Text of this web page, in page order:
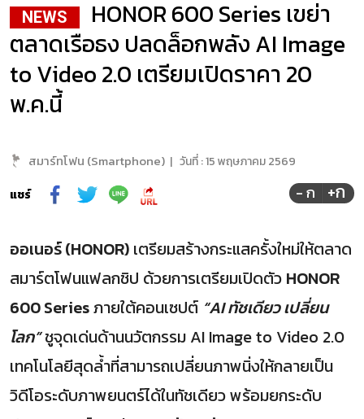
NEWS
HONOR 600 Series เขย่า
ตลาดเรือธง ปลดล็อกพลัง AI Image
to Video 2.0 เตรียมเปิดราคา 20
พ.ค.นี้
สมาร์ทโฟน (Smartphone) | วันที่ :15 พฤษภาคม 2569
แชร์
- ก +ก
ออเนอร์ (HONOR) เตรียมสร้างกระแสครั้งใหม่ให้ตลาด
สมาร์ตโฟนแฟลกชิป ด้วยการเตรียมเปิดตัว HONOR
600 Seriesภายใต้คอนเซปต์ “AI ทัชเดียว เปลี่ยน
โลก”ชูจุดเด่นด้านนวัตกรรม AI Image to Video 2.0
เทคโนโลยีสุดล้ำที่สามารถเปลี่ยนภาพนิ่งให้กลายเป็น
วิดีโอระดับภาพยนตร์ได้ในทัชเดียว พร้อมยกระดับ